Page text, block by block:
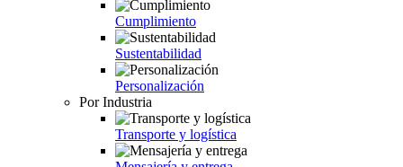
Cumplimiento
Sustentabilidad
Personalización
Por Industria
Transporte y logística